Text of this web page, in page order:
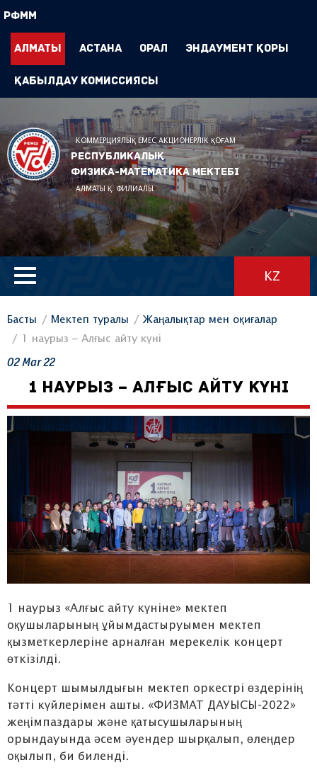
РФММ
Алматы Астана Орал Эндаумент Қоры
Қабылдау комиссиясы
КОММЕРЦИЯЛЫҚ ЕМЕС АКЦИОНЕРЛІК ҚОҒАМ
Республикалық
физика-математика мектебі
АЛМАТЫ Қ. ФИЛИАЛЫ
KZ
Басты Мектеп туралы
Жаңалықтар мен оқиғалар
1 наурыз – Алғыс айту күні
02Mar22
1 НАУРЫЗ – АЛҒЫС АЙТУ КҮНІ
1 наурыз «Алғыс айту күніне» мектеп
оқушыларының ұйымдастыруымен мектеп
қызметкерлеріне арналған мерекелік концерт
өткізілді.
Концерт шымылдығын мектеп оркестрі өздерінің
тәтті күйлерімен ашты. «ФИЗМАТ ДАУЫСЫ-2022»
жеңімпаздары және қатысушыларының
орындауында әсем әуендер шырқалып, өлеңдер
оқылып, би биленді.